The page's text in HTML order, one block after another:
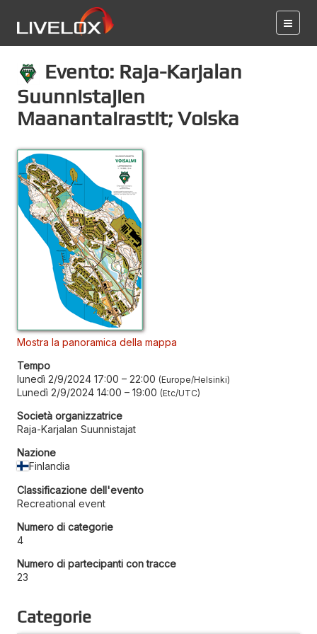
Evento: Raja-Karjalan
Suunnistajien
Maanantairastit; Voiska
Mostra la panoramica della mappa
Tempo
lunedì 2/9/2024 17:00 – 22:00 Europe/Helsinki
Lunedì 2/9/2024 14:00 – 19:00 Etc/UTC
Società organizzatrice
Raja-Karjalan Suunnistajat
Nazione
Finlandia
Classificazione dell'evento
Recreational event
Numero di categorie
4
Numero di partecipanti con tracce
23
Categorie